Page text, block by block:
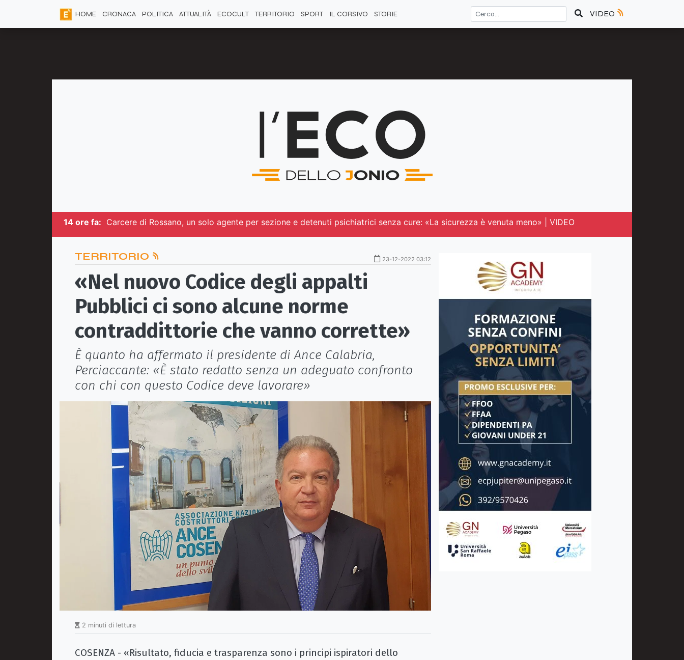
HOME CRONACA POLITICA ATTUALITÀ ECOCULT TERRITORIO SPORT IL CORSIVO STORIE VIDEO
14 ore fa: Carcere di Rossano, un solo agente per sezione e detenuti psichiatrici senza cure: «La sicurezza è venuta meno» | VIDEO
TERRITORIO 23-12-2022 03:12
«Nel nuovo Codice degli appalti
Pubblici ci sono alcune norme
contraddittorie che vanno corrette»
È quanto ha affermato il presidente di Ance Calabria,
Perciaccante: «È stato redatto senza un adeguato confronto
con chi con questo Codice deve lavorare»
2 minuti di lettura
COSENZA - «Risultato, fiducia e trasparenza sono i principi ispiratori dello